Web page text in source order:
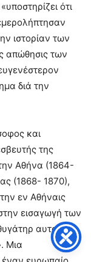
ότι
ιστορίαν των
απώθησις των
διά την
και
της
Αθήνα (1864-
(1868- 1870),
εν Αθήναις
εισαγωγή των
αυτού και
Μια